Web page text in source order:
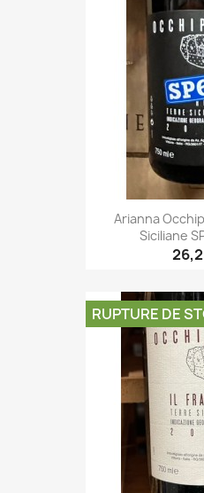
Arianna
Siciliane
RUPTURE DE